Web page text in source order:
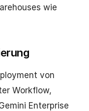
wie
von
Workflow,
Enterprise